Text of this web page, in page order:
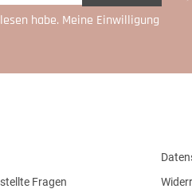
habe. Meine Einwilligung
Fragen